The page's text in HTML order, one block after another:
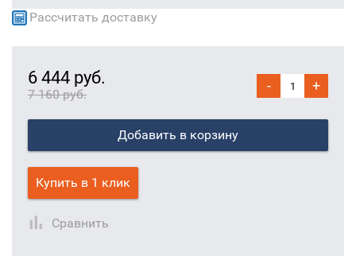
Рассчитать доставку
6 444 руб.
7 160 руб.
- +
Добавить в корзину
Купить в 1 клик
Сравнить